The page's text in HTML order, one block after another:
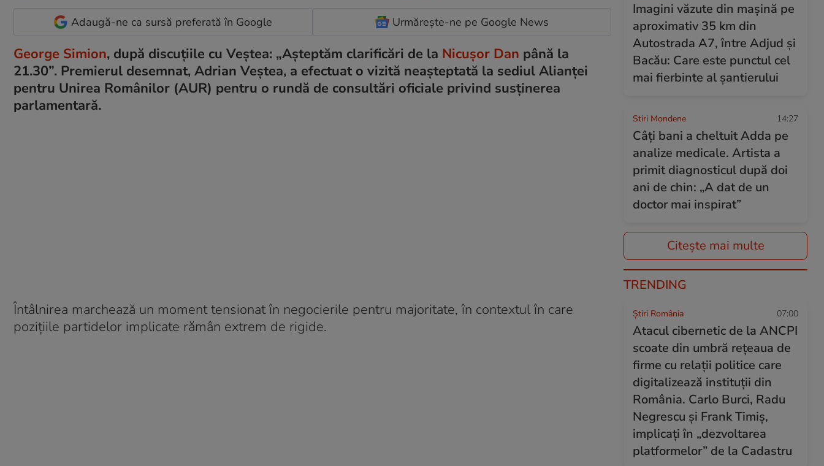
Adaugă-ne ca sursă preferată în Google Urmărește-ne pe Google News
George Simion, după discuțiile cu Veștea: „Așteptăm clarificări de la Nicușor Dan până la
21.30”. Premierul desemnat, Adrian Veștea, a efectuat o vizită neașteptată la sediul Alianței
pentru Unirea Românilor (AUR) pentru o rundă de consultări oficiale privind susținerea
parlamentară.
Întâlnirea marchează un moment tensionat în negocierile pentru majoritate, în contextul în care
pozițiile partidelor implicate rămân extrem de rigide.
Imagini văzute din mașină pe
aproximativ 35 km din
Autostrada A7, între Adjud și
Bacău: Care este punctul cel
mai fierbinte al șantierului
Stiri Mondene 14:27
Câți bani a cheltuit Adda pe
analize medicale. Artista a
primit diagnosticul după doi
ani de chin: „A dat de un
doctor mai inspirat”
Citește mai multe
TRENDING
Știri România 07:00
Atacul cibernetic de la ANCPI
scoate din umbră rețeaua de
firme cu relații politice care
digitalizează instituții din
România. Carlo Burci, Radu
Negrescu și Frank Timiș,
implicați în „dezvoltarea
platformelor” de la Cadastru